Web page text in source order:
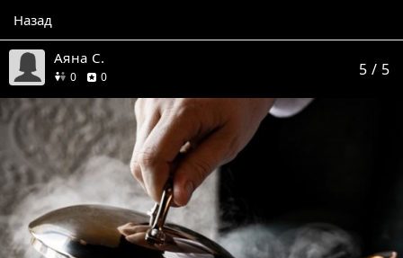
Назад
Аяна С.
0друзей
0отзывов 5 / 5